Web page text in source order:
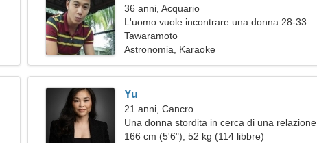
36 anni, Acquario
L'uomo vuole incontrare una donna 28-33
Tawaramoto
Astronomia, Karaoke
Yu
21 anni, Cancro
Una donna stordita in cerca di una relazione
appassionata
166 cm (5'6"), 52 kg (114 libbre)